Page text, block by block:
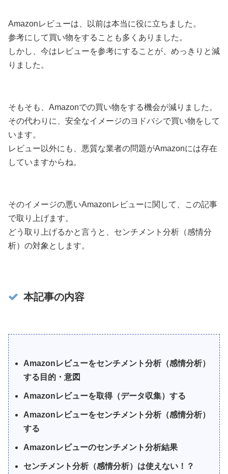
Amazonレビューは、以前は本当に役に立ちました。
参考にして買い物をすることも多くありました。
しかし、今はレビューを参考にすることが、めっきりと減
りました。
そもそも、Amazonでの買い物をする機会が減りました。
その代わりに、安全なイメージのヨドバシで買い物をして
います。
レビュー以外にも、悪質な業者の問題がAmazonには存在
していますからね。
そのイメージの悪いAmazonレビューに関して、この記事
で取り上げます。
どう取り上げるかと言うと、センチメント分析（感情分
析）の対象とします。
本記事の内容
Amazonレビューをセンチメント分析（感情分析）
する目的・意図
Amazonレビューを取得（データ収集）する
Amazonレビューをセンチメント分析（感情分析）
する
Amazonレビューのセンチメント分析結果
センチメント分析（感情分析）は使えない！？